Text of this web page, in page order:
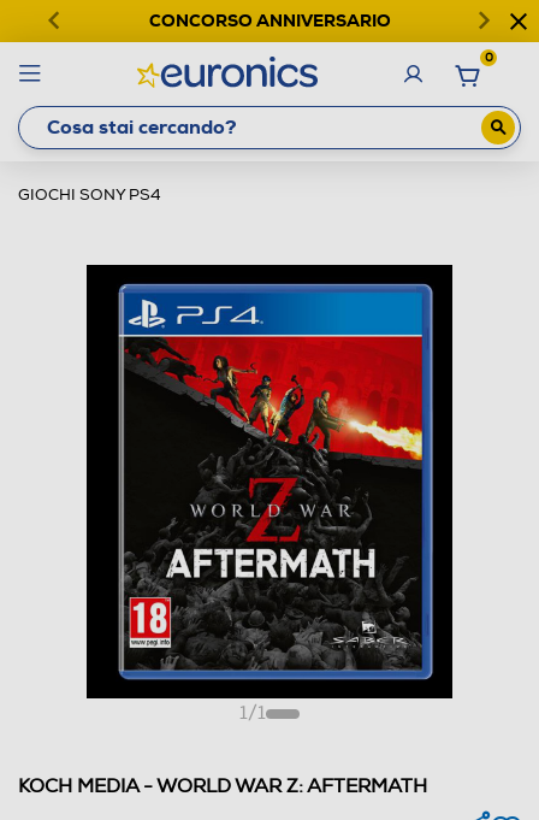
CONCORSO ANNIVERSARIO
0
GIOCHI SONY PS4
1/1
KOCH MEDIA - WORLD WAR Z: AFTERMATH